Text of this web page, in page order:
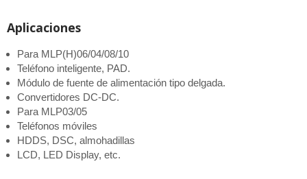
Aplicaciones
Para MLP(H)06/04/08/10
Teléfono inteligente, PAD.
Módulo de fuente de alimentación tipo delgada.
Convertidores DC-DC.
Para MLP03/05
Teléfonos móviles
HDDS, DSC, almohadillas
LCD, LED Display, etc.